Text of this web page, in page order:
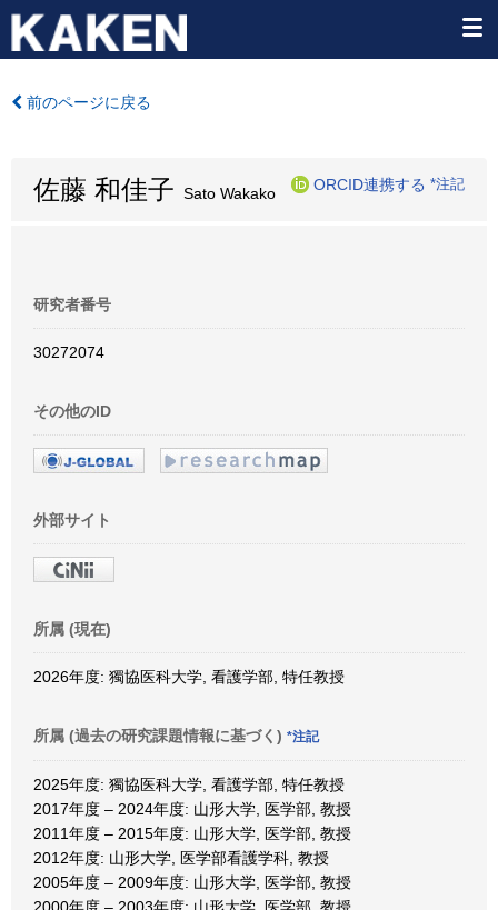
前のページに戻る
佐藤 和佳子 Sato Wakako
ORCID連携する *注記
研究者番号
30272074
その他のID
外部サイト
所属 (現在)
2026年度: 獨協医科大学, 看護学部, 特任教授
所属 (過去の研究課題情報に基づく) *注記
2025年度: 獨協医科大学, 看護学部, 特任教授
2017年度 – 2024年度: 山形大学, 医学部, 教授
2011年度 – 2015年度: 山形大学, 医学部, 教授
2012年度: 山形大学, 医学部看護学科, 教授
2005年度 – 2009年度: 山形大学, 医学部, 教授
2000年度 – 2003年度: 山形大学, 医学部, 教授